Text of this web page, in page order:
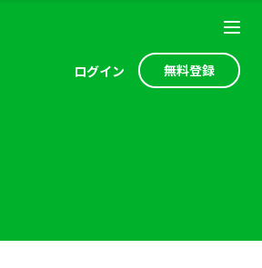
ログイン 無料登録